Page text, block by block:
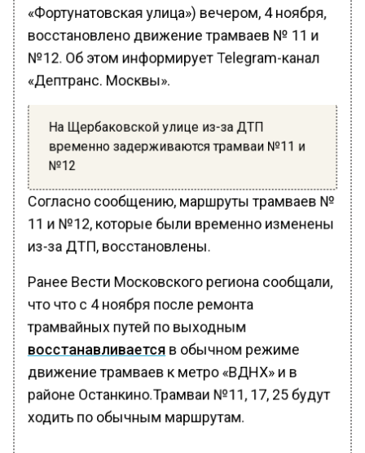
«Фортунатовская улица») вечером, 4 ноября,
восстановлено движение трамваев № 11 и
№12. Об этом информирует Telegram-канал
«Дептранс. Москвы».
На Щербаковской улице из-за ДТП
временно задерживаются трамваи №11 и
№12
Согласно сообщению, маршруты трамваев №
11 и №12, которые были временно изменены
из-за ДТП, восстановлены.
Ранее Вести Московского региона сообщали,
что что с 4 ноября после ремонта
трамвайных путей по выходным
восстанавливается в обычном режиме
движение трамваев к метро «ВДНХ» и в
районе Останкино.Трамваи №11, 17, 25 будут
ходить по обычным маршрутам.